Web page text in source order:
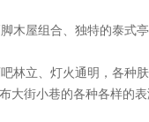
木屋组合、独特的泰式
林立、灯火通明，各种
大街小巷的各种各样的